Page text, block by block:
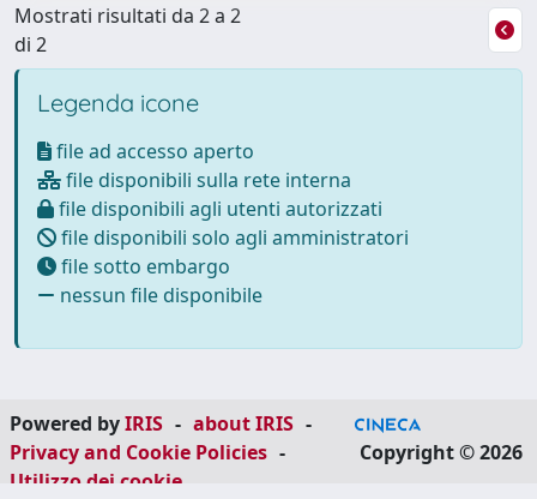
Mostrati risultati da 2 a 2
di 2
Legenda icone
file ad accesso aperto
file disponibili sulla rete interna
file disponibili agli utenti autorizzati
file disponibili solo agli amministratori
file sotto embargo
nessun file disponibile
Powered byIRIS - about IRIS -
Privacy and Cookie Policies -
Utilizzo dei cookie
Copyright © 2026